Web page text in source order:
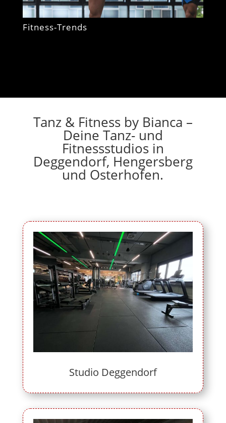
Fitness-Trends
Tanz & Fitness by Bianca –
Deine Tanz- und
Fitnessstudios in
Deggendorf, Hengersberg
und Osterhofen.
Studio Deggendorf